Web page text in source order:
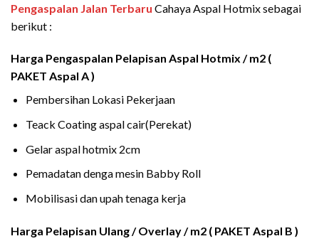
Pengaspalan Jalan Terbaru Cahaya Aspal Hotmix sebagai
berikut :
Harga Pengaspalan Pelapisan Aspal Hotmix / m2 (
PAKET Aspal A )
Pembersihan Lokasi Pekerjaan
Teack Coating aspal cair(Perekat)
Gelar aspal hotmix 2cm
Pemadatan denga mesin Babby Roll
Mobilisasi dan upah tenaga kerja
Harga Pelapisan Ulang / Overlay / m2 ( PAKET Aspal B )